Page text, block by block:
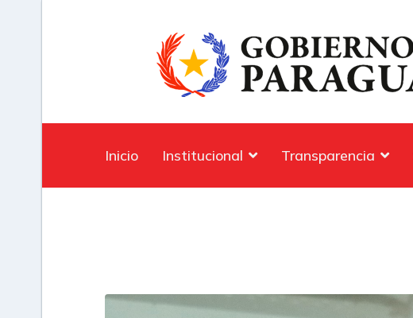
Inicio Institucional Transparencia